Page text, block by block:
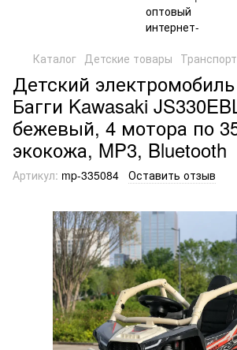
Каталог Детские товары Транспорт
Детский
Багги Kawasaki
бежевый, 4 мотора по
экокожа, MP3, Bluetooth
Артикул: mp-335084 Оставить отзыв